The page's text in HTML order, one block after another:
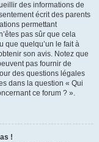
des informations de
écrit des parents
permettant
pas sûr que cela
que quelqu’un le fait à
son avis. Notez que
pas fournir de
des questions légales
dans la question « Qui
ce forum ? ».
!